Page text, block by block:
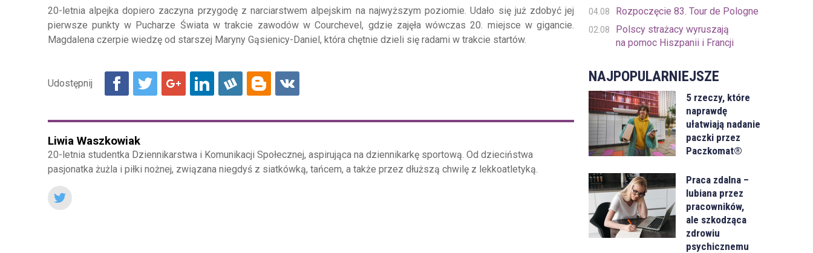
20-letnia alpejka dopiero zaczyna przygodę z narciarstwem alpejskim na najwyższym poziomie. Udało się już zdobyć jej
pierwsze punkty w Pucharze Świata w trakcie zawodów w Courchevel, gdzie zajęła wówczas 20. miejsce w gigancie.
Magdalena czerpie wiedzę od starszej Maryny Gąsienicy-Daniel, która chętnie dzieli się radami w trakcie startów.
Liwia Waszkowiak
20-letnia studentka Dziennikarstwa i Komunikacji Społecznej, aspirująca na dziennikarkę sportową. Od dzieciństwa
pasjonatka żużla i piłki nożnej, związana niegdyś z siatkówką, tańcem, a także przez dłuższą chwilę z lekkoatletyką.
04.08 Rozpoczęcie 83. Tour de Pologne
02.08
Polscy strażacy wyruszają
na pomoc Hiszpanii i Francji
NAJPOPULARNIEJSZE
5 rzeczy, które
naprawdę
ułatwiają nadanie
paczki przez
Paczkomat®
Praca zdalna –
lubiana przez
pracowników,
ale szkodząca
zdrowiu
psychicznemu